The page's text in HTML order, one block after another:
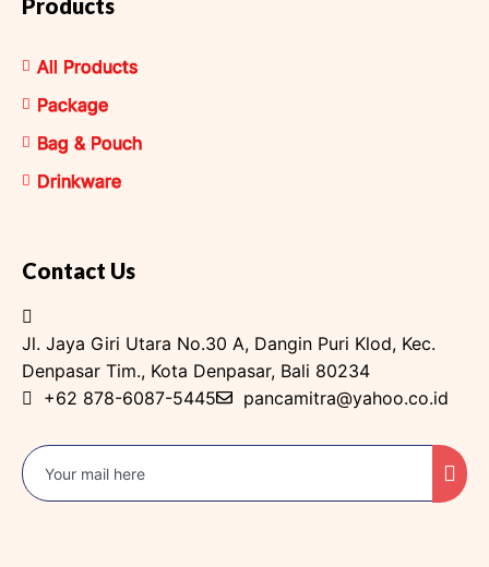
All Products
Package
Bag & Pouch
Drinkware
Contact Us
Jl. Jaya Giri Utara No.30 A, Dangin Puri Klod, Kec.
Denpasar Tim., Kota Denpasar, Bali 80234
+62 878-6087-5445
pancamitra@yahoo.co.id